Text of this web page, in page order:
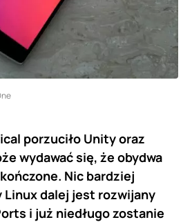
porzuciło Unity oraz
wydawać się, że obydwa
Nic bardziej
Linux dalej jest rozwijany
i już niedługo zostanie